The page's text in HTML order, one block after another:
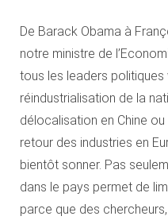
De Barack Obama à
notre ministre de
tous les leaders
réindustrialisation de la
délocalisation en Chine ou
retour des industries en
bientôt sonner. Pas
dans le pays permet de
parce que des